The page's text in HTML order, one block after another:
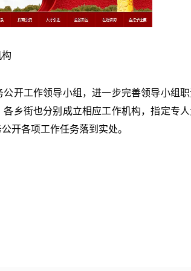
开工作领导小组，进一步完善领导小组
乡街也分别成立相应工作机构，指定专
开各项工作任务落到实处。